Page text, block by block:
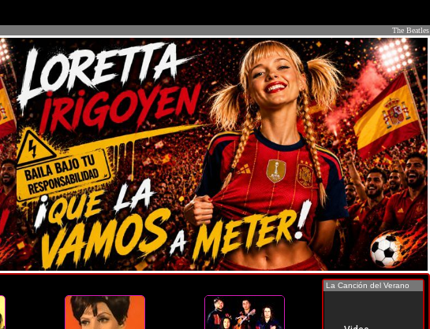
The Beatles
La Canción del Verano